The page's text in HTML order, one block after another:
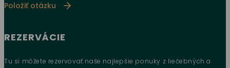
Položiť otázku
REZERVÁCIE
Tu si môžete rezervovať naše najlepšie ponuky z liečebných a